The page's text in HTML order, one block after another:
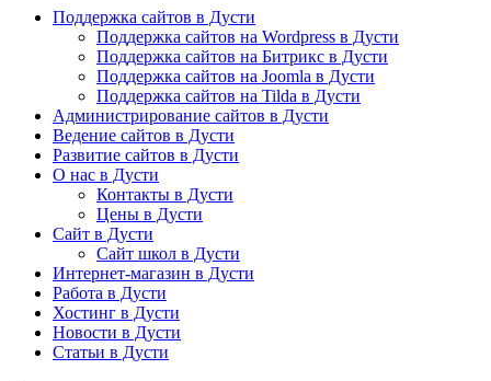
Поддержка сайтов в Дусти
Поддержка сайтов на Wordpress в Дусти
Поддержка сайтов на Битрикс в Дусти
Поддержка сайтов на Joomla в Дусти
Поддержка сайтов на Tilda в Дусти
Администрирование сайтов в Дусти
Ведение сайтов в Дусти
Развитие сайтов в Дусти
О нас в Дусти
Контакты в Дусти
Цены в Дусти
Сайт в Дусти
Сайт школ в Дусти
Интернет-магазин в Дусти
Работа в Дусти
Хостинг в Дусти
Новости в Дусти
Статьи в Дусти